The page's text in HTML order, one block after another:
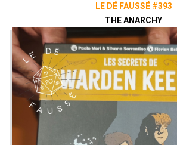
LE DÉ FAUSSÉ #393
THE ANARCHY